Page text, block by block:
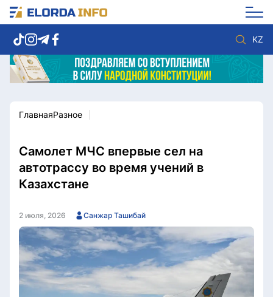
KZ
Новости столицы
Спорт
Культура
Мнение
Видео
Мир
Послание
ГлавнаяРазное
Самолет МЧС впервые сел на
автотрассу во время учений в
Казахстане
2 июля, 2026 Санжар Ташибай